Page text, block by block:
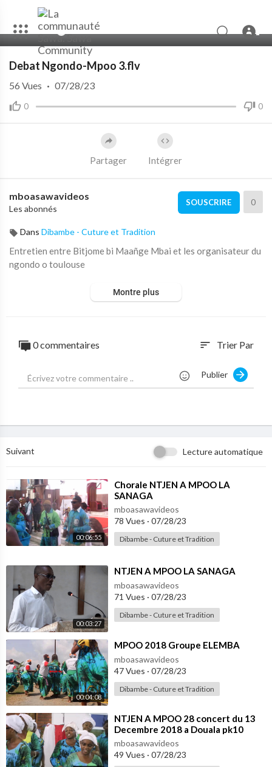
00:00 09:42
Debat Ngondo-Mpoo 3.flv
0 0
56 Vues · 07/28/23
Partager Intégrer
mboasawavideos
Les abonnés
SOUSCRIRE 0
Dans Dibambe - Cuture et Tradition
Entretien entre Bitjome bi Maañge Mbai et les organisateur du
ngondo o toulouse
Montre plus
0 commentaires sort Trier Par
Publier
Suivant Lecture automatique
00:06:55
⁣Chorale NTJEN A MPOO LA
SANAGA
mboasawavideos
78 Vues · 07/28/23
Dibambe - Cuture et Tradition
00:03:27
⁣NTJEN A MPOO LA SANAGA
mboasawavideos
71 Vues · 07/28/23
Dibambe - Cuture et Tradition
00:04:08
⁣MPOO 2018 Groupe ELEMBA
mboasawavideos
47 Vues · 07/28/23
Dibambe - Cuture et Tradition
⁣NTJEN A MPOO 28 concert du 13
Decembre 2018 a Douala pk10
mboasawavideos
49 Vues · 07/28/23